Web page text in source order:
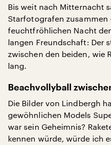
Bis weit nach Mitternacht
Starfotografen zusammen
feuchtfröhlichen Nacht
langen Freundschaft: Der
zwischen den beiden, wie
lang.
Beachvollyball
Die Bilder von Lindbergh
gewöhnlichen Models
war sein Geheimnis?
kennen würde, würde ich